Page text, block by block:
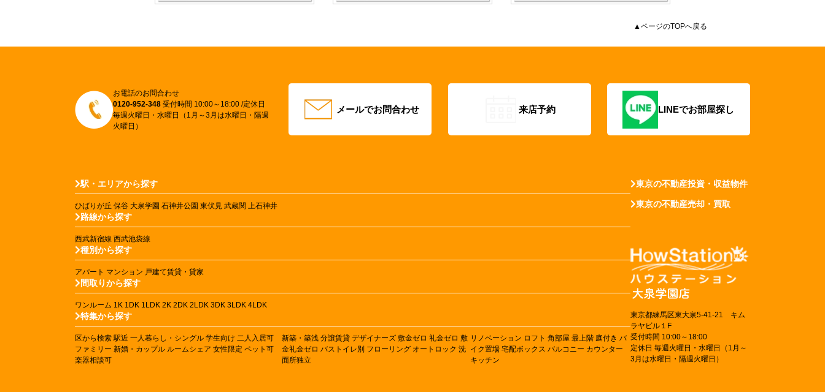
▲ページのTOPへ戻る
お電話のお問合わせ
0120-952-348 受付時間 10:00～18:00 /定休日
毎週火曜日・水曜日（1月～3月は水曜日・隔週
火曜日）
メールでお問合わせ 来店予約 LINEでお部屋探し
駅・エリアから探す
ひばりが丘 保谷 大泉学園 石神井公園 東伏見 武蔵関 上石神井
路線から探す
西武新宿線 西武池袋線
種別から探す
アパート マンション 戸建て賃貸・貸家
間取りから探す
ワンルーム 1K 1DK 1LDK 2K 2DK 2LDK 3DK 3LDK 4LDK
特集から探す
区から検索 駅近 一人暮らし・シングル 学生向け 二人入居可
ファミリー 新婚・カップル ルームシェア 女性限定 ペット可
楽器相談可
新築・築浅 分譲賃貸 デザイナーズ 敷金ゼロ 礼金ゼロ 敷
金礼金ゼロ バストイレ別 フローリング オートロック 洗
面所独立
リノベーション ロフト 角部屋 最上階 庭付き バ
イク置場 宅配ボックス バルコニー カウンター
キッチン
東京の不動産投資・収益物件
東京の不動産売却・買取
東京都練馬区東大泉5-41-21 キム
ラヤビル１F
受付時間 10:00～18:00
定休日 毎週火曜日・水曜日（1月～
3月は水曜日・隔週火曜日）